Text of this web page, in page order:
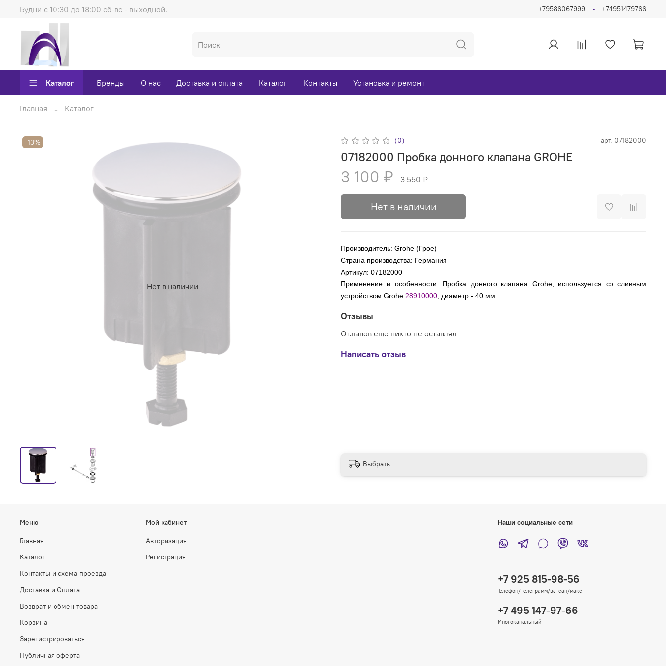
Будни с 10:30 до 18:00 сб-вс - выходной. +79586067999 +74951479766
Каталог Бренды О нас Доставка и оплата Каталог Контакты Установка и ремонт
Главная Каталог
Нет в наличии
-13% (0) арт. 07182000
07182000 Пробка донного клапана GROHE
3 100 ₽ 3 550 ₽
Нет в наличии
Производитель: Grohe (Грое)
Страна производства: Германия
Артикул: 07182000
Применение и особенности: Пробка донного клапана Grohe, используется со сливным
устройством Grohe 28910000 диаметр - 40 мм.
Отзывы
Отзывов еще никто не оставлял
Написать отзыв
Выбрать
Меню
Главная
Каталог
Контакты и схема проезда
Доставка и Оплата
Возврат и обмен товара
Корзина
Зарегистрироваться
Публичная оферта
Мой кабинет
Авторизация
Регистрация
Наши социальные сети
+7 925 815-98-56
Телефон/телеграмм/ватсап/макс
+7 495 147-97-66
Многоканальный